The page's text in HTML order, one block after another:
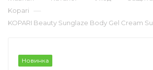
Kopari —
KOPARI Beauty Sunglaze Body Gel Cream
Новинка